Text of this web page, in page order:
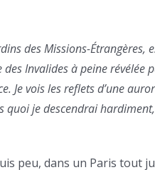
des Missions-Étrangères,
Invalides à peine révélée
Je vois les reflets d’une
quoi je descendrai
peu, dans un Paris tout